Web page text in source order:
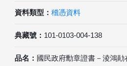
資料類型： 稽憑資料
典藏號： 101-0103-004-138
品名： 國民政府勳章證書－淩鴻